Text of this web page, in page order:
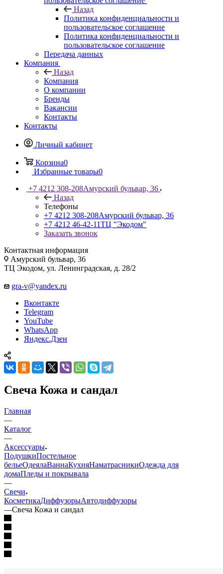
Назад
Политика конфиденциальности и
пользовательское соглашение
Политика конфиденциальности и
пользовательское соглашение
Передача данных
Компания
Назад
Компания
О компании
Бренды
Вакансии
Контакты
Контакты
Личный кабинет
Корзина0
Избранные товары0
+7 4212 308-208Амурский бульвар, 36
Назад
Телефоны
+7 4212 308-208Амурский бульвар, 36
+7 4212 46-42-11ТЦ "Экодом"
Заказать звонок
Контактная информация
Амурский бульвар, 36
ТЦ Экодом, ул. Ленинградская, д. 28/2
gra-v@yandex.ru
Вконтакте
Telegram
YouTube
WhatsApp
Яндекс.Дзен
Свеча Кожа и сандал
Главная
—
Каталог
—
Аксессуары
ПодушкиПостельное
бельеОдеялаВаннаКухняНаматрасникиОдежда для
домаПледы и покрывала
—
Свечи
КосметикаДиффузорыАвтодиффузоры
—Свеча Кожа и сандал